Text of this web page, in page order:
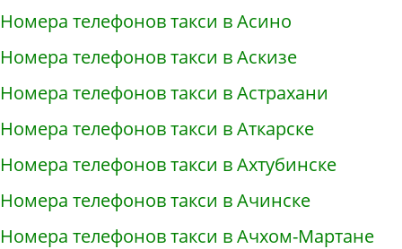
Номера телефонов такси в Асино
Номера телефонов такси в Аскизе
Номера телефонов такси в Астрахани
Номера телефонов такси в Аткарске
Номера телефонов такси в Ахтубинске
Номера телефонов такси в Ачинске
Номера телефонов такси в Ачхом-Мартане